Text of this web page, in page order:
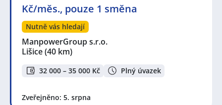
Kč/měs., pouze 1 směna
Nutně vás hledají
ManpowerGroup s.r.o.
Lišice(40 km)
32 000 – 35 000 Kč Plný úvazek
Zveřejněno: 5. srpna